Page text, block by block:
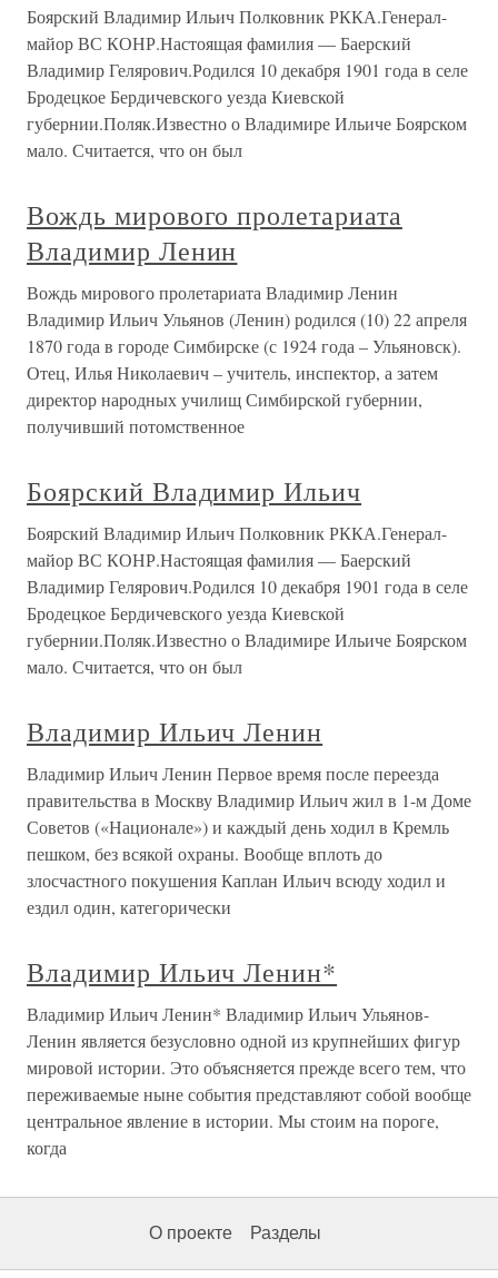
Боярский Владимир Ильич Полковник РККА.Генерал-
майор ВС КОНР.Настоящая фамилия — Баерский
Владимир Гелярович.Родился 10 декабря 1901 года в селе
Бродецкое Бердичевского уезда Киевской
губернии.Поляк.Известно о Владимире Ильиче Боярском
мало. Считается, что он был
Вождь мирового пролетариата
Владимир Ленин
Вождь мирового пролетариата Владимир Ленин
Владимир Ильич Ульянов (Ленин) родился (10) 22 апреля
1870 года в городе Симбирске (с 1924 года – Ульяновск).
Отец, Илья Николаевич – учитель, инспектор, а затем
директор народных училищ Симбирской губернии,
получивший потомственное
Боярский Владимир Ильич
Боярский Владимир Ильич Полковник РККА.Генерал-
майор ВС КОНР.Настоящая фамилия — Баерский
Владимир Гелярович.Родился 10 декабря 1901 года в селе
Бродецкое Бердичевского уезда Киевской
губернии.Поляк.Известно о Владимире Ильиче Боярском
мало. Считается, что он был
Владимир Ильич Ленин
Владимир Ильич Ленин Первое время после переезда
правительства в Москву Владимир Ильич жил в 1-м Доме
Советов («Национале») и каждый день ходил в Кремль
пешком, без всякой охраны. Вообще вплоть до
злосчастного покушения Каплан Ильич всюду ходил и
ездил один, категорически
Владимир Ильич Ленин*
Владимир Ильич Ленин* Владимир Ильич Ульянов-
Ленин является безусловно одной из крупнейших фигур
мировой истории. Это объясняется прежде всего тем, что
переживаемые ныне события представляют собой вообще
центральное явление в истории. Мы стоим на пороге,
когда
О проекте Разделы